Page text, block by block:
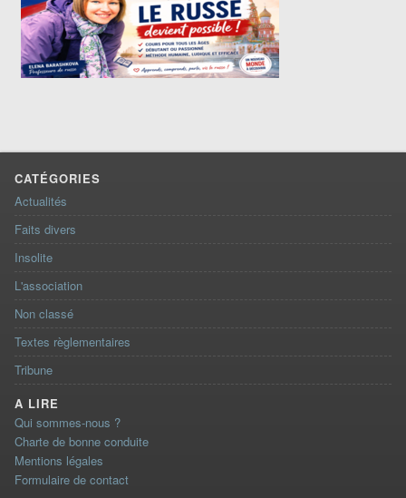
CATÉGORIES
Actualités
Faits divers
Insolite
L'association
Non classé
Textes règlementaires
Tribune
A LIRE
Qui sommes-nous ?
Charte de bonne conduite
Mentions légales
Formulaire de contact